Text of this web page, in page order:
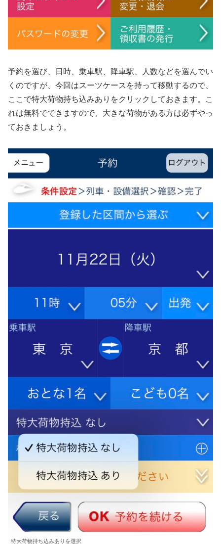
予約を選び、日時、乗車駅、降車駅、人数などを選んでい
くのですが、今回はスーツケースを持って移動するので、
ここで特大荷物持ち込みありをクリックしておきます。こ
れは無料でできますので、大きな荷物がある方は必ずやっ
ておきましょう。
特大荷物持ち込みありを選択